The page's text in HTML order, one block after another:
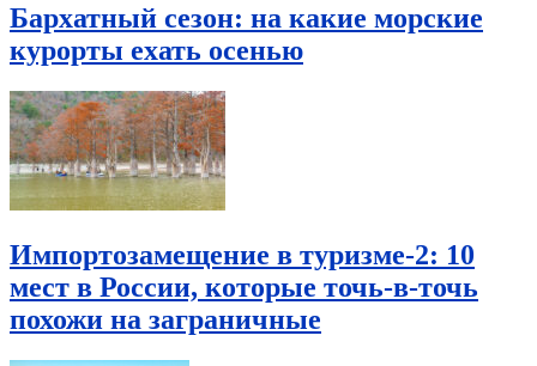
Бархатный сезон: на какие морские
курорты ехать осенью
Импортозамещение в туризме-2: 10
мест в России, которые точь-в-точь
похожи на заграничные